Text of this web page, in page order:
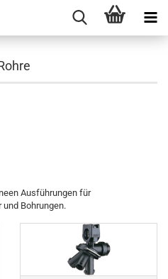
Ausführungen für
Bohrungen.